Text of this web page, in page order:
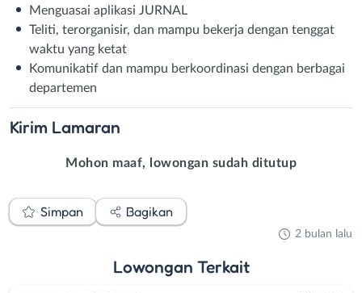
Menguasai aplikasi JURNAL
Teliti, terorganisir, dan mampu bekerja dengan tenggat
waktu yang ketat
Komunikatif dan mampu berkoordinasi dengan berbagai
departemen
Kirim Lamaran
Mohon maaf, lowongan sudah ditutup
Simpan Bagikan
2 bulan lalu
Lowongan Terkait